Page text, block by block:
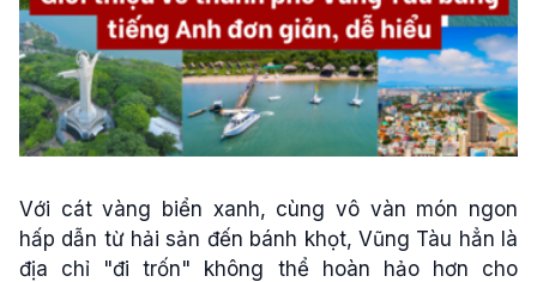
Với cát vàng biển xanh, cùng vô vàn món ngon
hấp dẫn từ hải sản đến bánh khọt, Vũng Tàu hẳn là
địa chỉ "đi trốn" không thể hoàn hảo hơn cho